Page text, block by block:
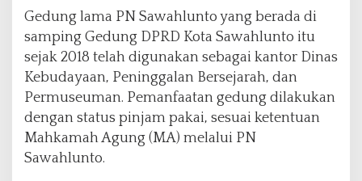
Gedung lama PN Sawahlunto yang berada di
samping Gedung DPRD Kota Sawahlunto itu
sejak 2018 telah digunakan sebagai kantor Dinas
Kebudayaan, Peninggalan Bersejarah, dan
Permuseuman. Pemanfaatan gedung dilakukan
dengan status pinjam pakai, sesuai ketentuan
Mahkamah Agung (MA) melalui PN
Sawahlunto.